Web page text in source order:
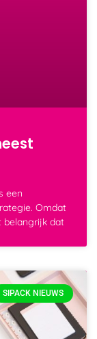
een
Omdat
belangrijk dat
SIPACK NIEUWS